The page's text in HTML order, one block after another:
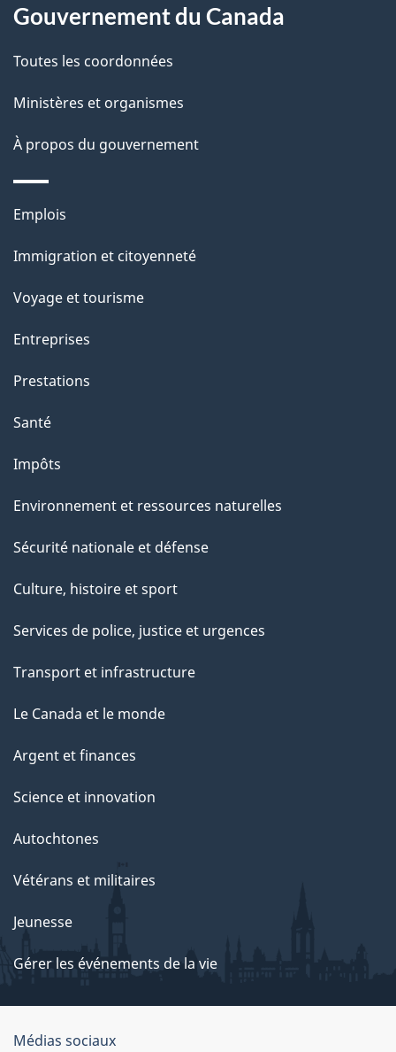
i
l
s
d
e
l
a
p
a
g
e
propos
de
ce
site
Gouvernement du Canada
Toutes les coordonnées
Ministères et organismes
À propos du gouvernement
Thèmes
sujets
Emplois
Immigration et citoyenneté
Voyage et tourisme
Entreprises
Prestations
Santé
Impôts
Environnement et ressources naturelles
Sécurité nationale et défense
Culture, histoire et sport
Services de police, justice et urgences
Transport et infrastructure
Le Canada et le monde
Argent et finances
Science et innovation
Autochtones
Vétérans et militaires
Jeunesse
Gérer les événements de la vie
Organisation
Médias sociaux